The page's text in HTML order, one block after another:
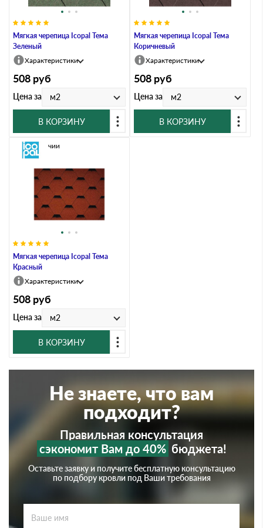
Мягкая черепица Icopal Тема
Зеленый
Характеристики
508 руб
Цена за м2
В КОРЗИНУ
Мягкая черепица Icopal Тема
Коричневый
Характеристики
508 руб
Цена за м2
В КОРЗИНУ
Мягкая черепица Icopal Тема
Красный
В наличии
Характеристики
508 руб
Цена за м2
В КОРЗИНУ
Не знаете, что вам
подходит?
Правильная консультация
сэкономит Вам до 40% бюджета!
Оставьте заявку и получите бесплатную консультацию
по подбору кровли под Ваши требования